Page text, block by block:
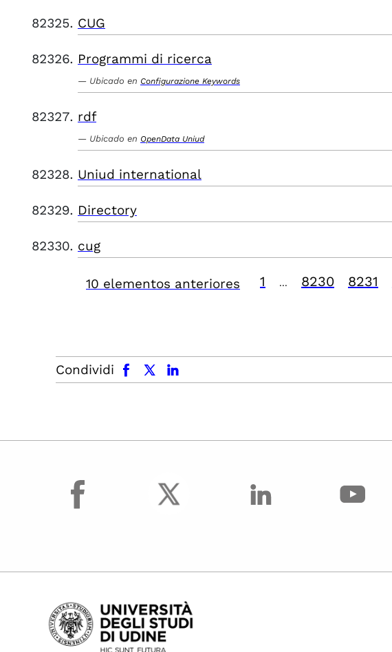
CUG
Programmi di ricerca
Ubicado en Configurazione Keywords
rdf
Ubicado en OpenData Uniud
Uniud international
Directory
cug
10 elementos anteriores 1 8230 8231
Condividi
facebook x.com linkedin
facebook